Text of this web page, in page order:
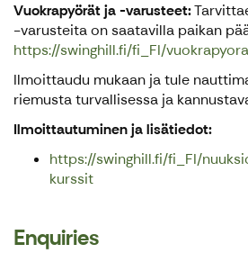
Vuokrapyörät ja -varusteet:
-varusteita on saatavilla paikan
https://swinghill.fi/fi_FI/
Ilmoittaudu mukaan ja tule
riemusta turvallisessa ja
Ilmoittautuminen ja lisätiedot:
https://swinghill.fi/fi_FI/
kurssit
Enquiries